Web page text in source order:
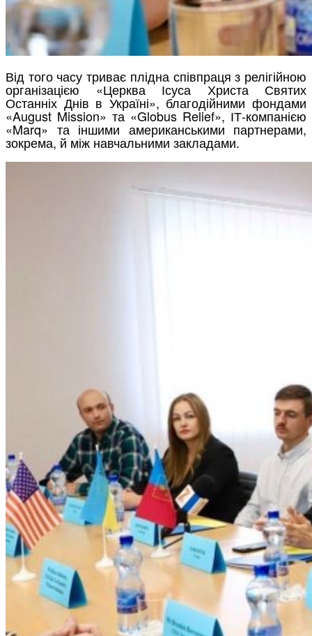
Від того часу триває плідна співпраця з релігійною
організацією «Церква Ісуса Христа Святих
Останніх Днів в Україні», благодійними фондами
«August Mission» та «Globus Relief», ІТ-компанією
«Marq» та іншими американськими партнерами,
зокрема, й між навчальними закладами.